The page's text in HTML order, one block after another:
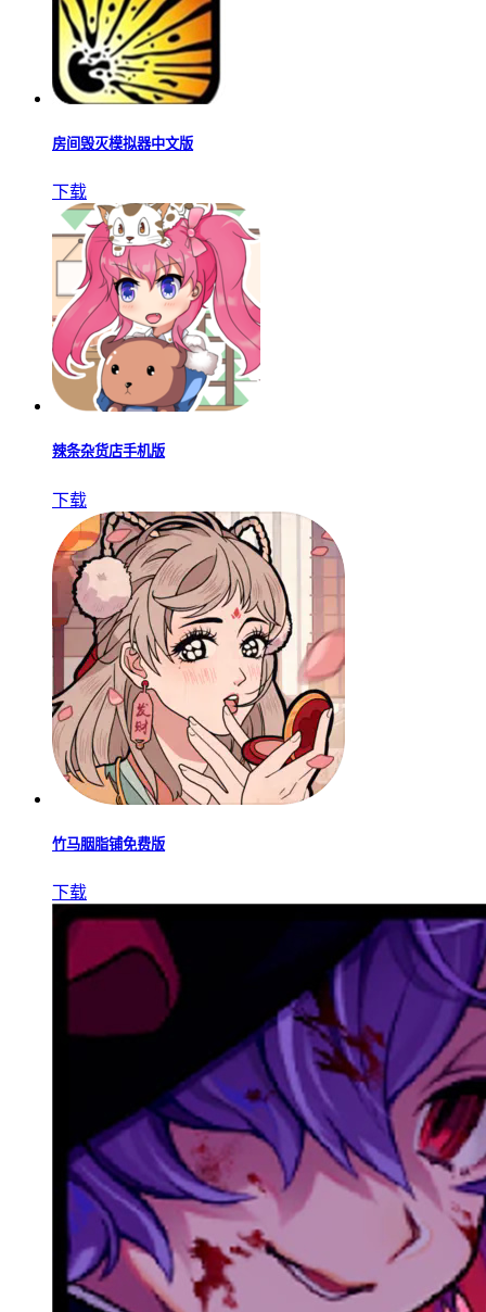
房间毁灭模拟器中文版
下载
辣条杂货店手机版
下载
竹马胭脂铺免费版
下载